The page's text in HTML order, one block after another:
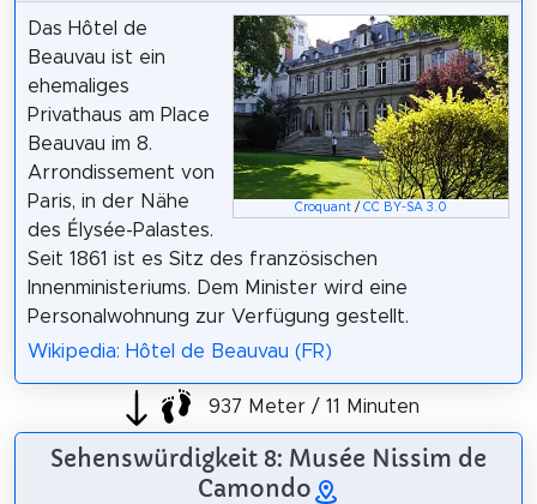
Croquant /CC BY-SA 3.0
Das Hôtel de
Beauvau ist ein
ehemaliges
Privathaus am Place
Beauvau im 8.
Arrondissement von
Paris, in der Nähe
des Élysée-Palastes.
Seit 1861 ist es Sitz des französischen
Innenministeriums. Dem Minister wird eine
Personalwohnung zur Verfügung gestellt.
Wikipedia: Hôtel de Beauvau (FR)
937 Meter / 11 Minuten
Sehenswürdigkeit 8: Musée Nissim de
Camondo